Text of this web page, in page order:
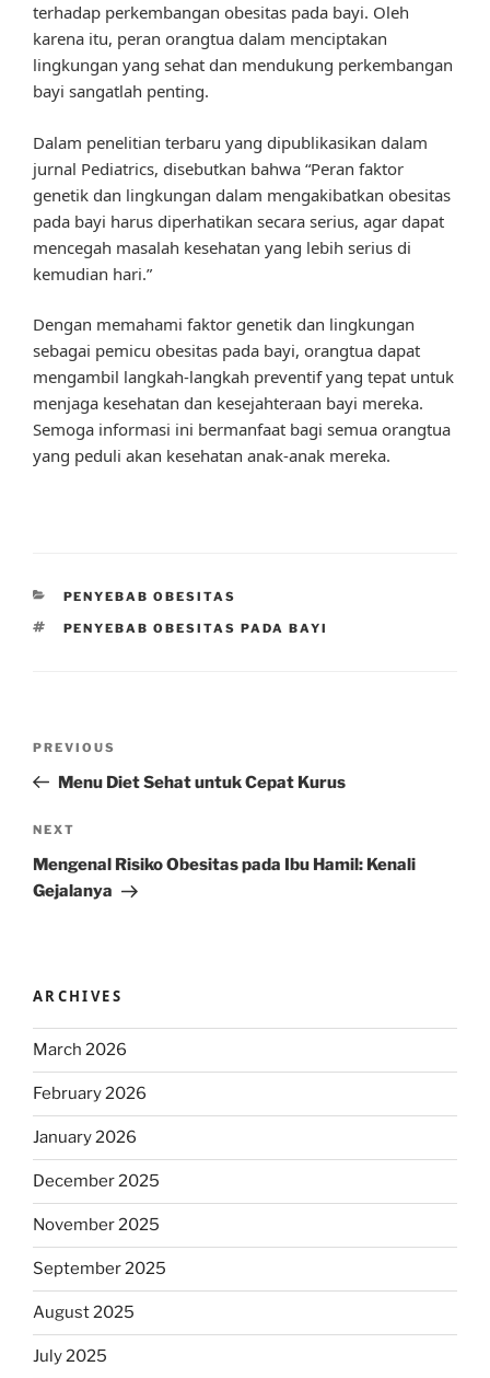
terhadap perkembangan obesitas pada bayi. Oleh
karena itu, peran orangtua dalam menciptakan
lingkungan yang sehat dan mendukung perkembangan
bayi sangatlah penting.
Dalam penelitian terbaru yang dipublikasikan dalam
jurnal Pediatrics, disebutkan bahwa “Peran faktor
genetik dan lingkungan dalam mengakibatkan obesitas
pada bayi harus diperhatikan secara serius, agar dapat
mencegah masalah kesehatan yang lebih serius di
kemudian hari.”
Dengan memahami faktor genetik dan lingkungan
sebagai pemicu obesitas pada bayi, orangtua dapat
mengambil langkah-langkah preventif yang tepat untuk
menjaga kesehatan dan kesejahteraan bayi mereka.
Semoga informasi ini bermanfaat bagi semua orangtua
yang peduli akan kesehatan anak-anak mereka.
CATEGORIES
PENYEBAB OBESITAS
TAGS
PENYEBAB OBESITAS PADA BAYI
Previous
Post
PREVIOUS
Menu Diet Sehat untuk Cepat Kurus
Next
Post
NEXT
Mengenal Risiko Obesitas pada Ibu Hamil: Kenali
Gejalanya
ARCHIVES
March 2026
February 2026
January 2026
December 2025
November 2025
September 2025
August 2025
July 2025